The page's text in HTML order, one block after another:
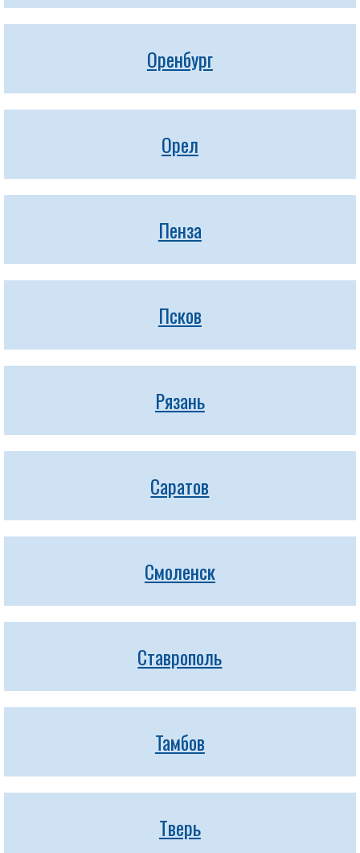
Оренбург
Орел
Пенза
Псков
Рязань
Саратов
Смоленск
Ставрополь
Тамбов
Тверь